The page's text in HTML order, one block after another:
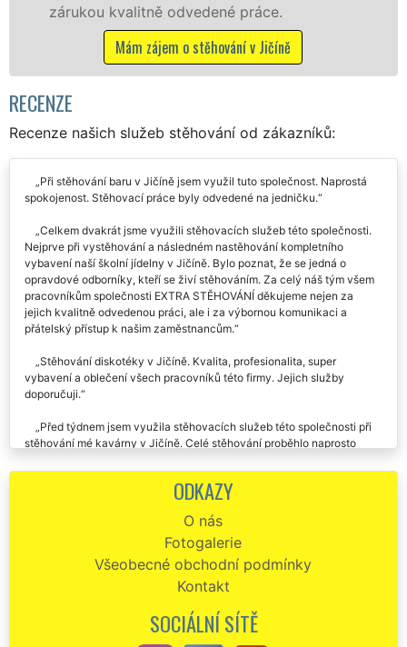
Nabízíme stěhovací služby NON-
včetně víkendů a svátků bez
Mám zájem o stěhovací služby v
RECENZE
Recenze našich služeb stěhování od zákazníků:
Při stěhování baru v Jičíně jsem využil tuto společnost. Naprostá
Celkem dvakrát jsme využili stěhovacích služeb této společnosti.
Nejprve při vystěhování a následném nastěhování kompletního
vybavení naší školní jídelny v Jičíně. Bylo poznat, že se jedná o
opravdové odborníky, kteří se živí stěhováním. Za celý náš tým všem
pracovníkům společnosti EXTRA STĚHOVÁNÍ děkujeme nejen za
jejich kvalitně odvedenou práci, ale i za výbornou komunikaci a
Stěhování diskotéky v Jičíně. Kvalita, profesionalita, super
vybavení a oblečení všech pracovníků této firmy. Jejich služby
Před týdnem jsem využila stěhovacích služeb této společnosti při
Pánové ze společnosti EXTRA STĚHOVÁNÍ my zajistili kompletní
stěhovací servis při přemístění mé restaurační provozovny v Jičíně.
Celý průběh stěhování byl velmi profesionálně nastaven. Postarali se
mi i o kompletní demontáž a následnou montáž veškerého nábytku a
restauračního vybavení. Velmi děkuji za jejich pomoc a nadstandartní
Stěhování restaurace v Jičíně. Vynikající komunikace, férová cena
ODKAZY
O nás
Fotogalerie
Všeobecné obchodní podmínky
Kontakt